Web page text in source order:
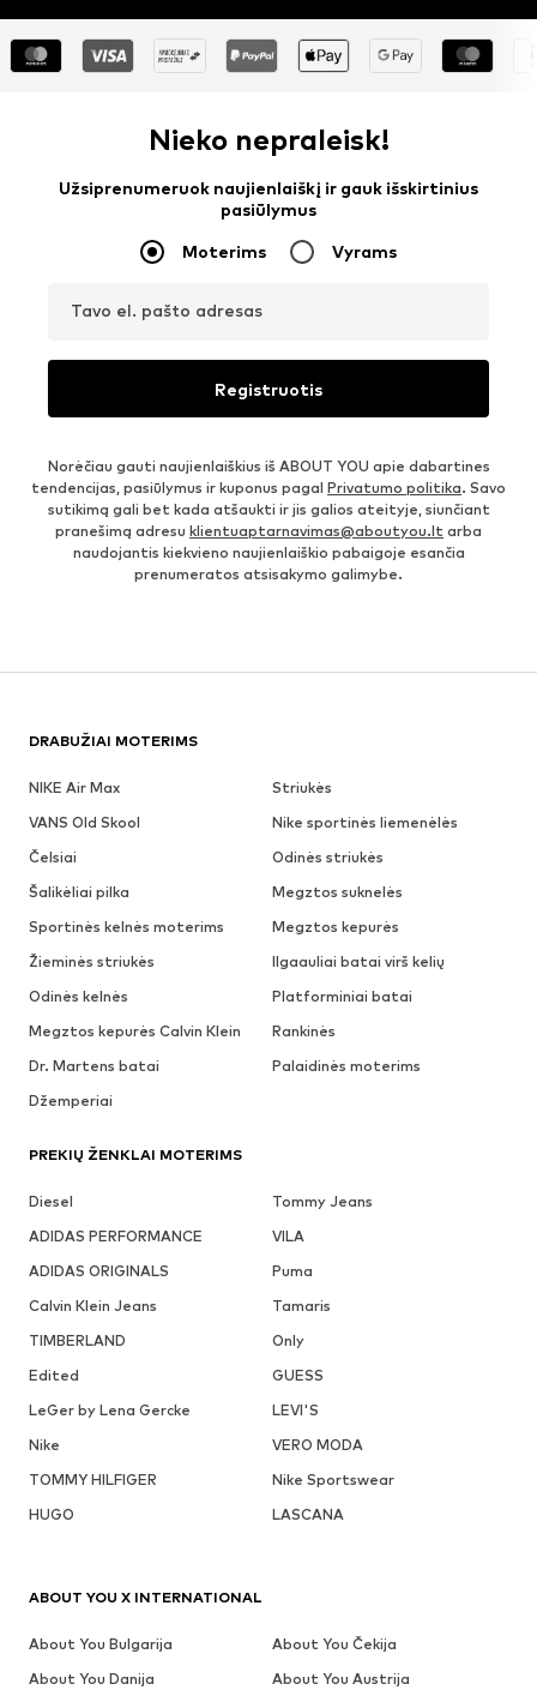
Nieko nepraleisk!
Užsiprenumeruok naujienlaiškį ir gauk išskirtinius
pasiūlymus
Moterims Vyrams
Tavo el. pašto adresas
Registruotis
Norėčiau gauti naujienlaiškius iš ABOUT YOU apie dabartines
tendencijas, pasiūlymus ir kuponus pagal Privatumo politika. Savo
sutikimą gali bet kada atšaukti ir jis galios ateityje, siunčiant
pranešimą adresu klientuaptarnavimas@aboutyou.lt arba
naudojantis kiekvieno naujienlaiškio pabaigoje esančia
prenumeratos atsisakymo galimybe.
DRABUŽIAI MOTERIMS
NIKE Air Max
Striukės
VANS Old Skool
Nike sportinės liemenėlės
Čelsiai
Odinės striukės
Šalikėliai pilka
Megztos suknelės
Sportinės kelnės moterims
Megztos kepurės
Žieminės striukės
Ilgaauliai batai virš kelių
Odinės kelnės
Platforminiai batai
Megztos kepurės Calvin Klein
Rankinės
Dr. Martens batai
Palaidinės moterims
Džemperiai
PREKIŲ ŽENKLAI MOTERIMS
Diesel
Tommy Jeans
ADIDAS PERFORMANCE
VILA
ADIDAS ORIGINALS
Puma
Calvin Klein Jeans
Tamaris
TIMBERLAND
Only
Edited
GUESS
LeGer by Lena Gercke
LEVI'S
Nike
VERO MODA
TOMMY HILFIGER
Nike Sportswear
HUGO
LASCANA
ABOUT YOU X INTERNATIONAL
About You Bulgarija
About You Čekija
About You Danija
About You Austrija